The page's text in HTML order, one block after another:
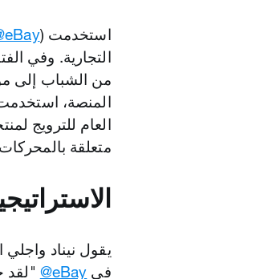
استخدمت EBay (
التجارية. وفي
من الشباب إلى
المنصة،
العام للترويج
متعلقة
يقول نيناد واجلي
في ‎@eBay "لقد